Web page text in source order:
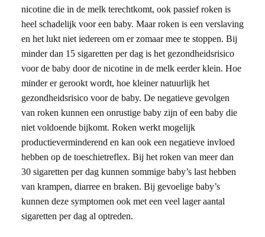
nicotine die in de melk terechtkomt, ook passief roken is
heel schadelijk voor een baby. Maar roken is een verslaving
en het lukt niet iedereen om er zomaar mee te stoppen. Bij
minder dan 15 sigaretten per dag is het gezondheidsrisico
voor de baby door de nicotine in de melk eerder klein. Hoe
minder er gerookt wordt, hoe kleiner natuurlijk het
gezondheidsrisico voor de baby. De negatieve gevolgen
van roken kunnen een onrustige baby zijn of een baby die
niet voldoende bijkomt. Roken werkt mogelijk
productieverminderend en kan ook een negatieve invloed
hebben op de toeschietreflex. Bij het roken van meer dan
30 sigaretten per dag kunnen sommige baby’s last hebben
van krampen, diarree en braken. Bij gevoelige baby’s
kunnen deze symptomen ook met een veel lager aantal
sigaretten per dag al optreden.